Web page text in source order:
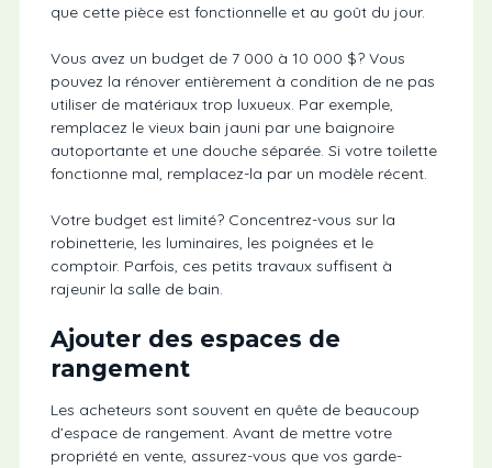
que cette pièce est fonctionnelle et au goût du jour.
Vous avez un budget de 7 000 à 10 000 $? Vous
pouvez la rénover entièrement à condition de ne pas
utiliser de matériaux trop luxueux. Par exemple,
remplacez le vieux bain jauni par une baignoire
autoportante et une douche séparée. Si votre toilette
fonctionne mal, remplacez-la par un modèle récent.
Votre budget est limité? Concentrez-vous sur la
robinetterie, les luminaires, les poignées et le
comptoir. Parfois, ces petits travaux suffisent à
rajeunir la salle de bain.
Ajouter des espaces de
rangement
Les acheteurs sont souvent en quête de beaucoup
d’espace de rangement. Avant de mettre votre
propriété en vente, assurez-vous que vos garde-